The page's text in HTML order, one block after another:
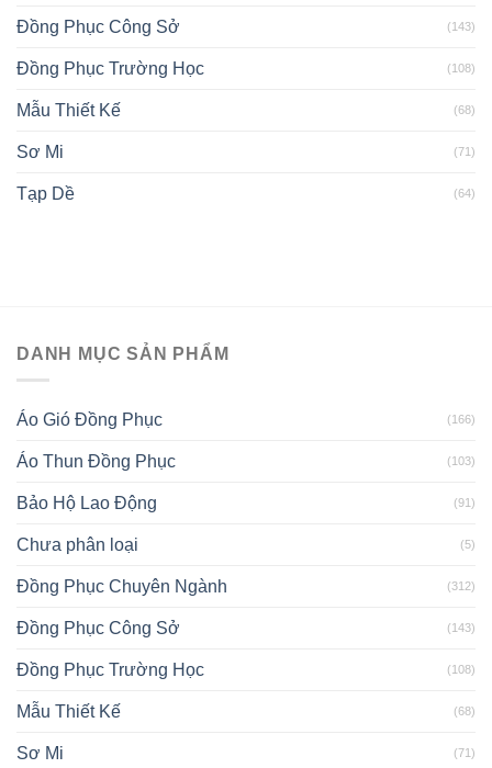
Đồng Phục Công Sở (143)
Đồng Phục Trường Học (108)
Mẫu Thiết Kế (68)
Sơ Mi (71)
Tạp Dề (64)
DANH MỤC SẢN PHẨM
Áo Gió Đồng Phục (166)
Áo Thun Đồng Phục (103)
Bảo Hộ Lao Động (91)
Chưa phân loại (5)
Đồng Phục Chuyên Ngành (312)
Đồng Phục Công Sở (143)
Đồng Phục Trường Học (108)
Mẫu Thiết Kế (68)
Sơ Mi (71)